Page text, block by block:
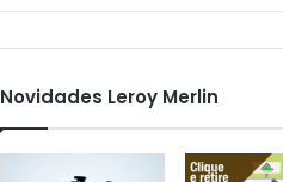
Novidades Leroy Merlin